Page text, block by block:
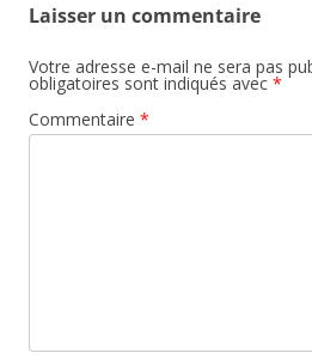
Laisser un commentaire
Votre adresse e-mail ne sera pas
obligatoires sont indiqués avec *
Commentaire *